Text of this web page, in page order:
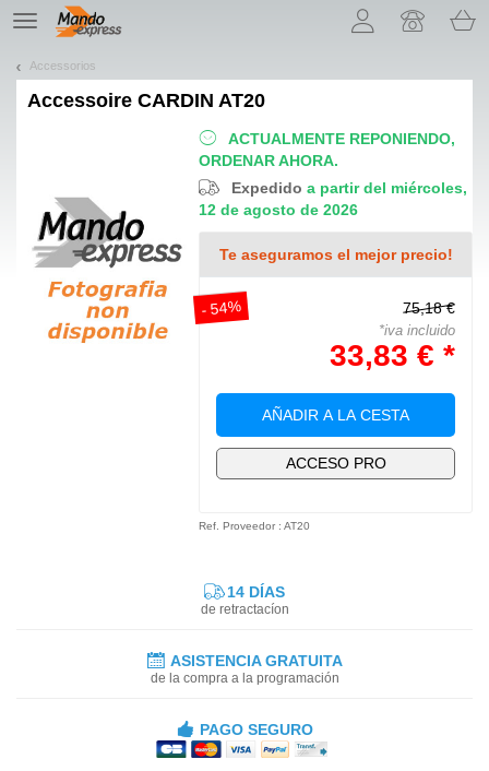
TE
navigation
Accessorios
Accessoire CARDIN AT20
ACTUALMENTE REPONIENDO,
ORDENAR AHORA.
Expedidoa partir del miércoles,
12 de agosto de 2026
Te aseguramos el mejor precio!
- 54% 75,18 €
*iva incluido
33,83 € *
AÑADIR A LA CESTA
ACCESO PRO
Ref. Proveedor : AT20
14 DÍAS
de retractacíon
ASISTENCIA GRATUITA
de la compra a la programación
PAGO SEGURO
¡Permítenos presentarte nuestras cookies!